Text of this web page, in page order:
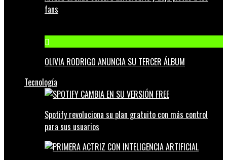
fans
OLIVIA RODRIGO ANUNCIA SU TERCER ÁLBUM
Tecnología
Spotify revoluciona su plan gratuito con más control
para sus usuarios